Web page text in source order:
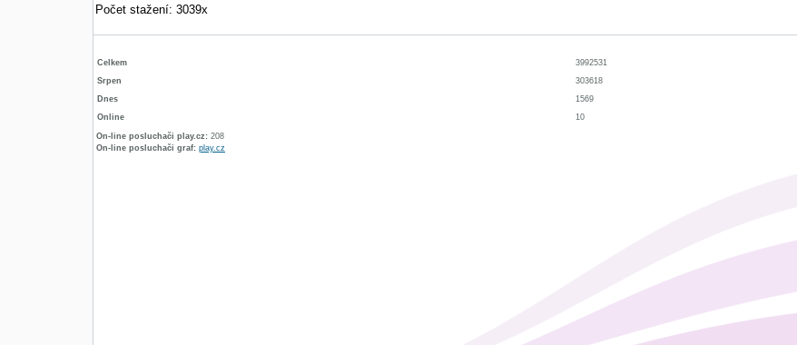
Počet stažení: 3039x
Celkem
3992531
Srpen
303618
Dnes
1569
Online
10
On-line posluchači play.cz: 208
On-line posluchači graf: play.cz